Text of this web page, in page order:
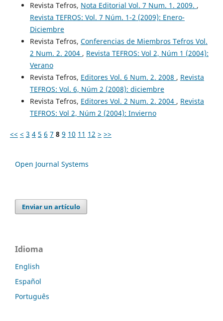
Revista Tefros, Nota Editorial Vol. 7 Num. 1. 2009. ,
Revista TEFROS: Vol. 7 Núm. 1-2 (2009): Enero-
Diciembre
Revista Tefros, Conferencias de Miembros Tefros Vol.
2 Num. 2. 2004 , Revista TEFROS: Vol 2, Núm 1 (2004):
Verano
Revista Tefros, Editores Vol. 6 Num. 2. 2008 , Revista
TEFROS: Vol. 6, Núm 2 (2008): diciembre
Revista Tefros, Editores Vol. 2 Num. 2. 2004 , Revista
TEFROS: Vol 2, Núm 2 (2004): Invierno
<< < 3 4 5 6 7 8 9 10 11 12 > >>
Open Journal Systems
Enviar un artículo
Idioma
English
Español
Português